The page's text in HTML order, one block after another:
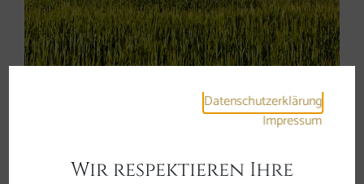
Kirchham - Kirchheim im
Innkreis
Datenschutzerklärung
Impressum
Wir respektieren Ihre